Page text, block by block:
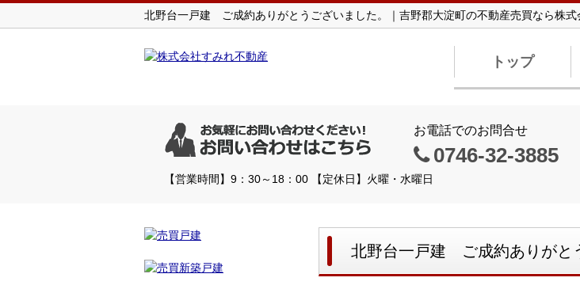
北野台一戸建 ご成約ありがとうございました。｜吉野郡大淀町の不動産売買なら株式
トップ
お電話でのお問合せ
0746-32-3885
【営業時間】9：30～18：00 【定休日】火曜・水曜日
北野台一戸建 ご成約ありがと